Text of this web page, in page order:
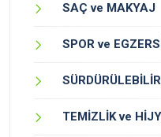
SAÇ ve MAKYAJ
SPOR ve
TEMİZLİK ve